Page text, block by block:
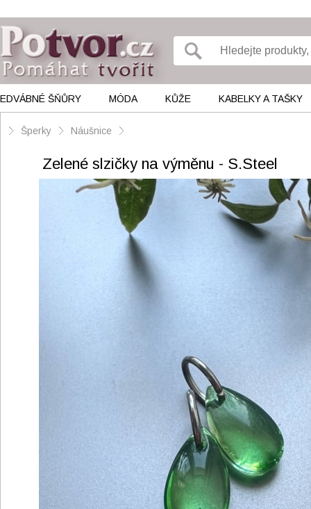
ŠŇŮRY MÓDA KŮŽE KABELKY A TAŠKY
Šperky Náušnice
Zelené slzičky na výměnu - S.Steel